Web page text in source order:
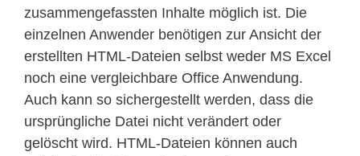
zusammengefassten Inhalte möglich ist. Die
einzelnen Anwender benötigen zur Ansicht der
erstellten HTML-Dateien selbst weder MS Excel
noch eine vergleichbare Office Anwendung.
Auch kann so sichergestellt werden, dass die
ursprüngliche Datei nicht verändert oder
gelöscht wird. HTML-Dateien können auch